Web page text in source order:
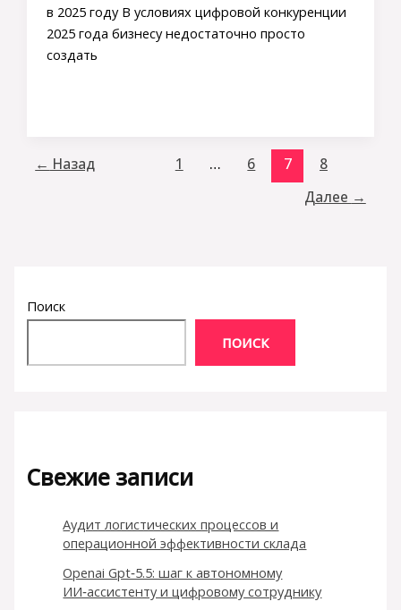
в 2025 году В условиях цифровой конкуренции
2025 года бизнесу недостаточно просто
создать
← Назад 1 … 6 7
8
Далее →
Поиск
ПОИСК
Свежие записи
Аудит логистических процессов и
операционной эффективности склада
Openai Gpt‑5.5: шаг к автономному
ИИ‑ассистенту и цифровому сотруднику